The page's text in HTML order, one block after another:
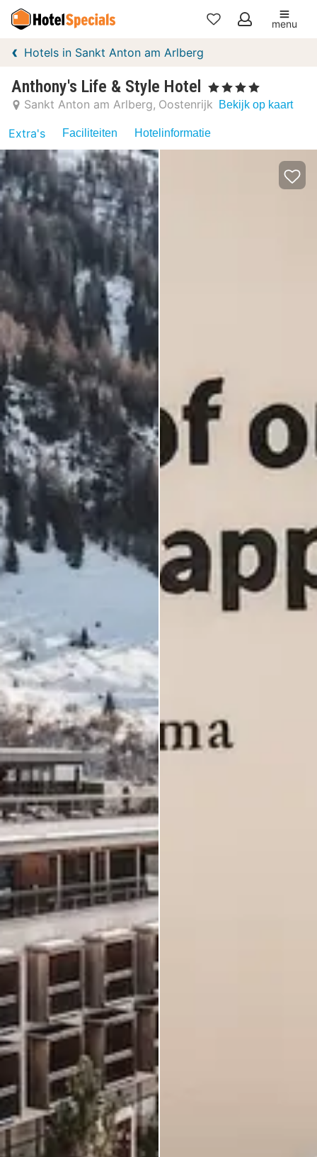
Mijn
menu
Hotels in Sankt Anton am Arlberg
Anthony's Life & Style Hotel , 4 Sterren
Sankt Anton am Arlberg Oostenrijk Bekijk op kaart
Extra's Faciliteiten Hotelinformatie